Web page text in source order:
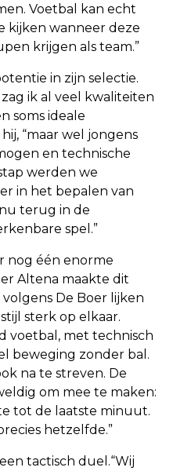
Voetbal kan echt
kijken wanneer deze
krijgen als team.”
in zijn selectie.
ik al veel kwaliteiten
soms ideale
“maar wel jongens
en technische
werden we
in het bepalen van
terug in de
spel.”
nog één enorme
Altena maakte dit
De Boer lijken
sterk op elkaar.
voetbal, met technisch
beweging zonder bal.
na te streven. De
om mee te maken:
tot de laatste minuut.
hetzelfde.”
tactisch duel.“Wij